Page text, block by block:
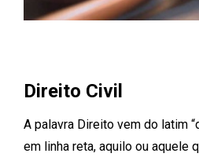
Direito Civil
A palavra Direito vem do latim
em linha reta, aquilo ou aquele